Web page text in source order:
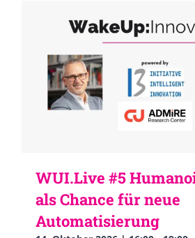
WUI.Live #5
als Chance für neue
Automatisierung